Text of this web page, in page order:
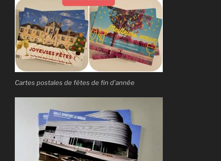
Cartes postales de fêtes de fin d’année